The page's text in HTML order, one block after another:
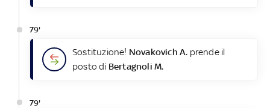
79'
Sostituzione! Novakovich A. prende il
posto di Bertagnoli M.
79'